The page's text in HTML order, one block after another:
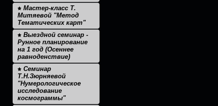
Мастер-класс Т.
Митяевой "Метод
Тематических карт"
Выездной семинар -
Рунное планирование
на 1 год (Осеннее
равноденствие)
Семинар
Т.Н.Зюрняевой
"Нумерологическое
исследование
космограммы"